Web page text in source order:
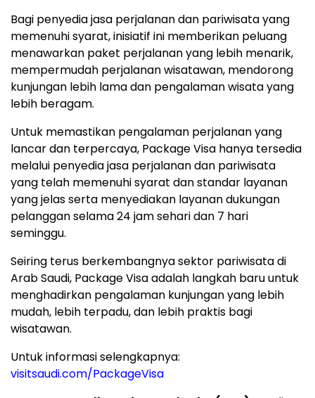
Bagi penyedia jasa perjalanan dan pariwisata yang
memenuhi syarat, inisiatif ini memberikan peluang
menawarkan paket perjalanan yang lebih menarik,
mempermudah perjalanan wisatawan, mendorong
kunjungan lebih lama dan pengalaman wisata yang
lebih beragam.
Untuk memastikan pengalaman perjalanan yang
lancar dan terpercaya, Package Visa hanya tersedia
melalui penyedia jasa perjalanan dan pariwisata
yang telah memenuhi syarat dan standar layanan
yang jelas serta menyediakan layanan dukungan
pelanggan selama 24 jam sehari dan 7 hari
seminggu.
Seiring terus berkembangnya sektor pariwisata di
Arab Saudi, Package Visa adalah langkah baru untuk
menghadirkan pengalaman kunjungan yang lebih
mudah, lebih terpadu, dan lebih praktis bagi
wisatawan.
Untuk informasi selengkapnya:
visitsaudi.com/PackageVisa